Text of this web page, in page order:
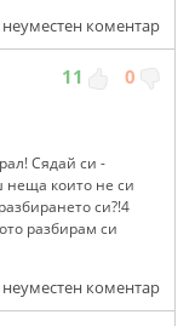
коментар
11 0
Сядай си -
които не си
си?!4
разбирам си
коментар